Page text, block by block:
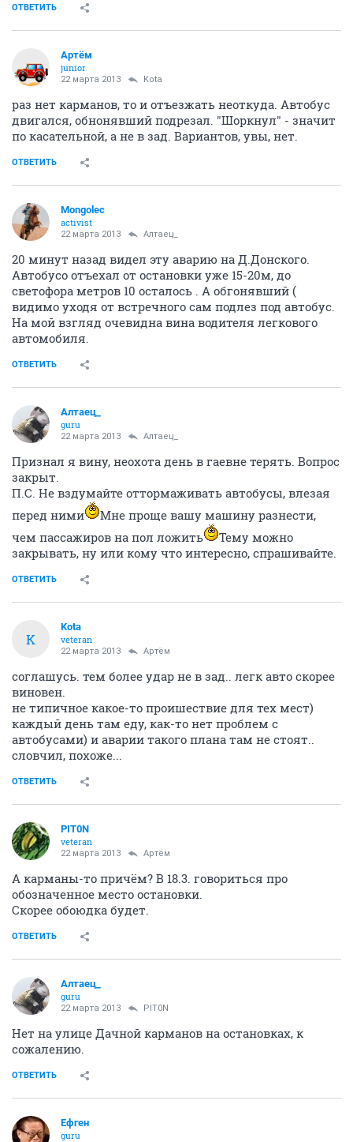
ОТВЕТИТЬ
Артём
juniоr
22 марта 2013 Kota
раз нет карманов, то и отъезжать неоткуда. Автобус
двигался, обнонявший подрезал. "Шоркнул" - значит
по касательной, а не в зад. Вариантов, увы, нет.
ОТВЕТИТЬ
Mongolec
activist
22 марта 2013 Алтаец_
20 минут назад видел эту аварию на Д.Донского.
Автобусо отъехал от остановки уже 15-20м, до
светофора метров 10 осталось . А обгонявший (
видимо уходя от встречного сам подлез под автобус.
На мой взгляд очевидна вина водителя легкового
автомобиля.
ОТВЕТИТЬ
Алтаец_
guru
22 марта 2013 Алтаец_
Признал я вину, неохота день в гаевне терять. Вопрос
закрыт.
П.С. Не вздумайте оттормаживать автобусы, влезая
перед ними
Мне проще вашу машину разнести,
чем пассажиров на пол ложить
Тему можно
закрывать, ну или кому что интересно, спрашивайте.
ОТВЕТИТЬ
K
Kota
veteran
22 марта 2013 Артём
соглашусь. тем более удар не в зад.. легк авто скорее
виновен.
не типичное какое-то проишествие для тех мест)
каждый день там еду, как-то нет проблем с
автобусами) и аварии такого плана там не стоят..
словчил, похоже...
ОТВЕТИТЬ
PIT0N
veteran
22 марта 2013 Артём
А карманы-то причём? В 18.3. говориться про
обозначенное место остановки.
Скорее обоюдка будет.
ОТВЕТИТЬ
Алтаец_
guru
22 марта 2013 PIT0N
Нет на улице Дачной карманов на остановках, к
сожалению.
ОТВЕТИТЬ
Ефген
guru